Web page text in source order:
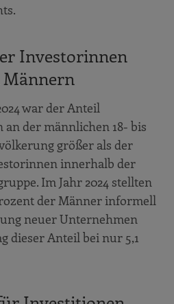
Investorinnen
Männern
war der Anteil
der männlichen 18- bis
größer als der
innerhalb der
Im Jahr 2024 stellten
der Männer informell
neuer Unternehmen
dieser Anteil bei nur 5,1